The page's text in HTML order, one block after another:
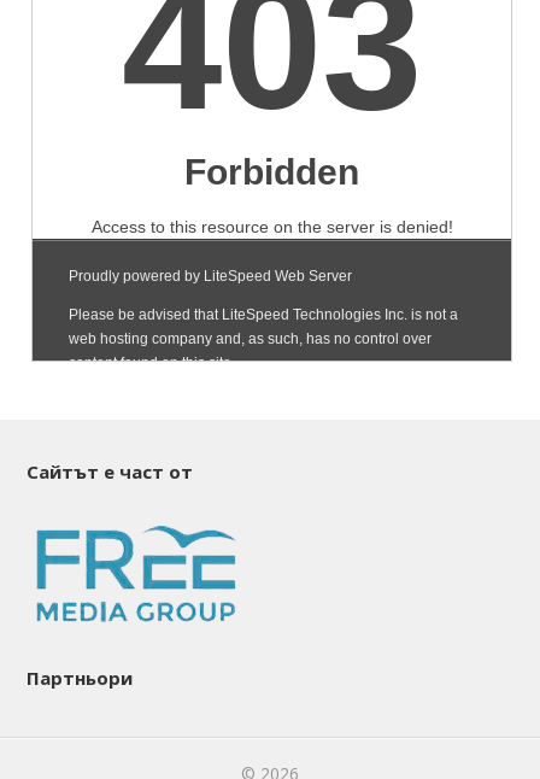
Сайтът е част от
Партньори
© 2026